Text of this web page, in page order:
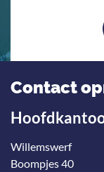
Contact
Willemswerf
Boompjes 40